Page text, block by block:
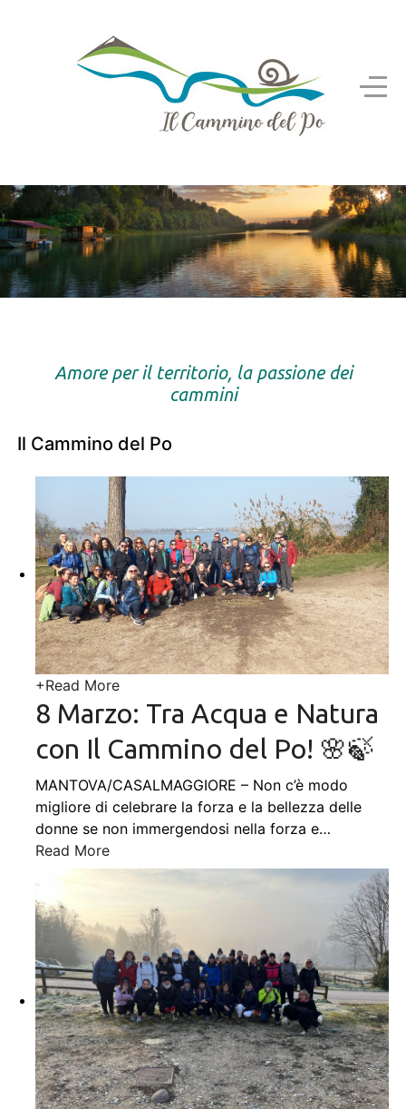
Amore per il territorio, la passione dei
cammini
Il Cammino del Po
+Read More
8 Marzo: Tra Acqua e Natura
con Il Cammino del Po! 🌸🍃
MANTOVA/CASALMAGGIORE – Non c’è modo
migliore di celebrare la forza e la bellezza delle
donne se non immergendosi nella forza e…
Read More